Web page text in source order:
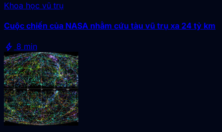
Khoa học vũ trụ
Cuộc chiến của NASA nhằm cứu tàu vũ trụ xa 24 tỷ km
bolt 8 min